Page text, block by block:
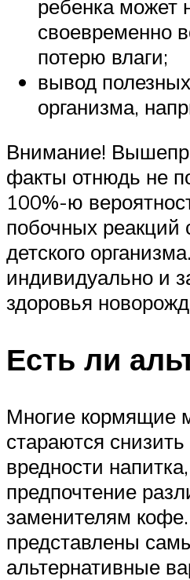
ребенка может
своевременно
потерю влаги;
вывод
организма,
Внимание!
факты отнюдь не
100%-ю
побочных реакций
детского
индивидуально и
здоровья
Есть ли
Многие кормящие
стараются снизить
вредности
предпочтение
заменителям
представлены
альтернативные